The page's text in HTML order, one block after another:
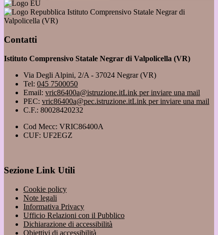
Istituto Comprensivo Statale Negrar di
Valpolicella (VR)
Contatti
Istituto Comprensivo Statale Negrar di Valpolicella (VR)
Via Degli Alpini, 2/A - 37024 Negrar (VR)
Tel: 045 7500050
Email: vric86400a@istruzione.itLink per inviare una mail
PEC: vric86400a@pec.istruzione.itLink per inviare una mail
C.F.: 80028420232
Cod Mecc: VRIC86400A
CUF: UF2EGZ
Sezione Link Utili
Cookie policy
Note legali
Informativa Privacy
Ufficio Relazioni con il Pubblico
Dichiarazione di accessibilità
Obiettivi di accessibilità